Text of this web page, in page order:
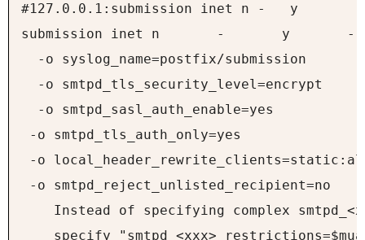
#127.0.0.1:submission inet n -   y
submission inet n       -       y
  -o syslog_name=postfix/submission
  -o smtpd_tls_security_level=encrypt
  -o smtpd_sasl_auth_enable=yes
-o smtpd_tls_auth_only=yes
-o
-o smtpd_reject_unlisted_recipient=no
Instead of specifying complex
specify